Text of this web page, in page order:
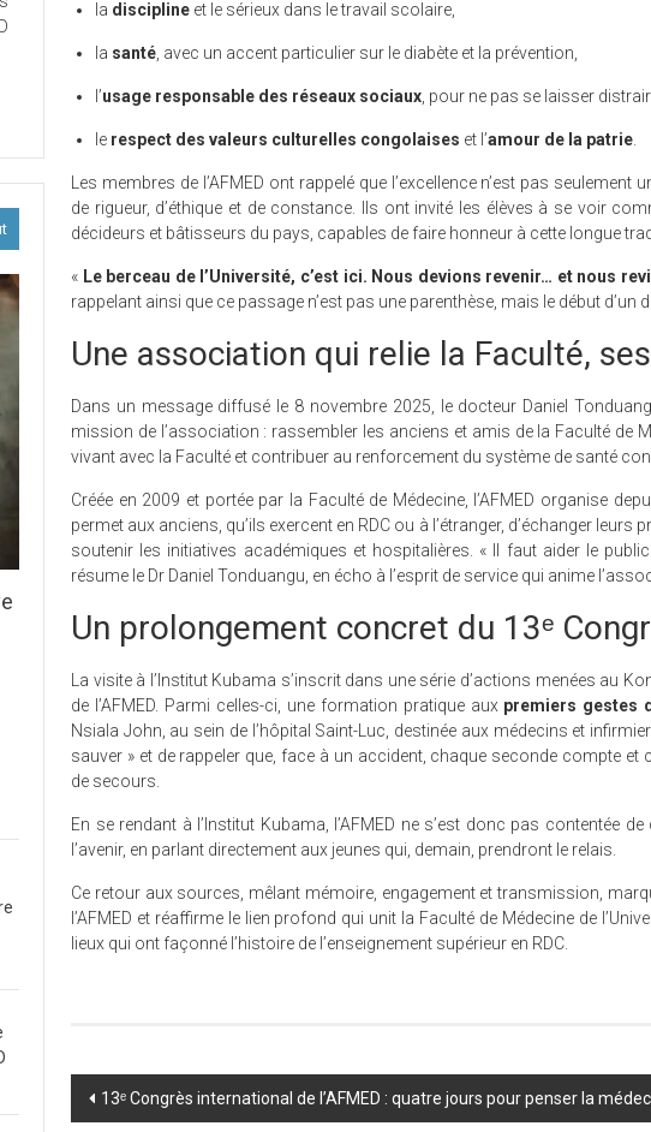
la discipline et le sérieux dans le travail scolaire,
la santé, avec un accent particulier sur le diabète et la prévention,
l’usage responsable des réseaux sociaux, pour ne pas se laisser
le respect des valeurs culturelles congolaises et l’amour de la patrie.
Les membres de l’AFMED ont rappelé que l’excellence n’est pas seulement
de rigueur, d’éthique et de constance. Ils ont invité les élèves à se voir
décideurs et bâtisseurs du pays, capables de faire honneur à cette longue
« Le berceau de l’Université, c’est ici. Nous devions revenir… et nous
rappelant ainsi que ce passage n’est pas une parenthèse, mais le début d’un
Une association qui relie la Faculté,
Dans un message diffusé le 8 novembre 2025, le docteur Daniel
mission de l’association : rassembler les anciens et amis de la Faculté de
vivant avec la Faculté et contribuer au renforcement du système de santé
Créée en 2009 et portée par la Faculté de Médecine, l’AFMED organise
permet aux anciens, qu’ils exercent en RDC ou à l’étranger, d’échanger leurs
soutenir les initiatives académiques et hospitalières. « Il faut aider le
résume le Dr Daniel Tonduangu, en écho à l’esprit de service qui anime
Un prolongement concret du 13ᵉ
La visite à l’Institut Kubama s’inscrit dans une série d’actions menées au
de l’AFMED. Parmi celles-ci, une formation pratique aux premiers gestes
Nsiala John, au sein de l’hôpital Saint-Luc, destinée aux médecins et
sauver » et de rappeler que, face à un accident, chaque seconde compte et
de secours.
En se rendant à l’Institut Kubama, l’AFMED ne s’est donc pas contentée
l’avenir, en parlant directement aux jeunes qui, demain, prendront le relais.
Ce retour aux sources, mêlant mémoire, engagement et transmission,
l’AFMED et réaffirme le lien profond qui unit la Faculté de Médecine de
lieux qui ont façonné l’histoire de l’enseignement supérieur en RDC.
Post
13ᵉ Congrès international de l’AFMED : quatre jours pour penser la